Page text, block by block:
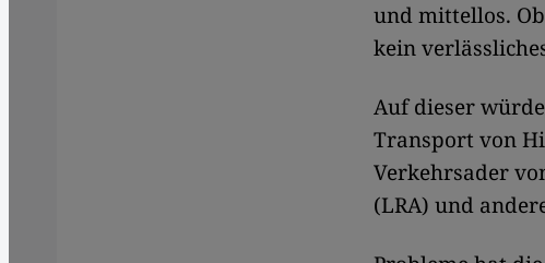
und mittellos.
kein
Auf dieser
Transport von
Verkehrsader
(LRA) und